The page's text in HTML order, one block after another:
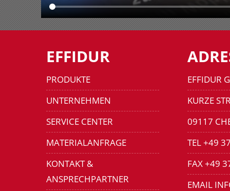
EFFIDUR
PRODUKTE
UNTERNEHMEN
SERVICE CENTER
MATERIALANFRAGE
KONTAKT &
ANSPRECHPARTNER
EFFIDUR
KURZE
09117
TEL +49
FAX +49
EMAIL